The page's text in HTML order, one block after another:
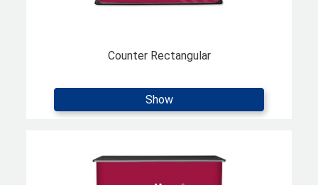
Counter Rectangular
Show